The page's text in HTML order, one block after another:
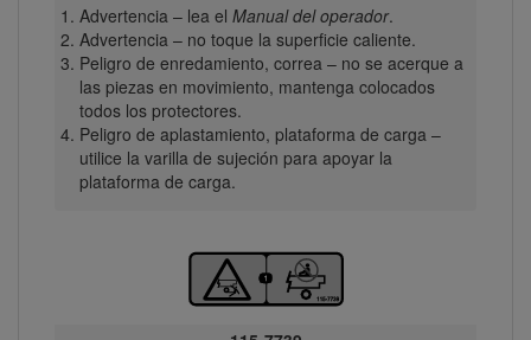
Advertencia – lea el Manual del operador.
Advertencia – no toque la superficie caliente.
Peligro de enredamiento, correa – no se acerque a
las piezas en movimiento, mantenga colocados
todos los protectores.
Peligro de aplastamiento, plataforma de carga –
utilice la varilla de sujeción para apoyar la
plataforma de carga.